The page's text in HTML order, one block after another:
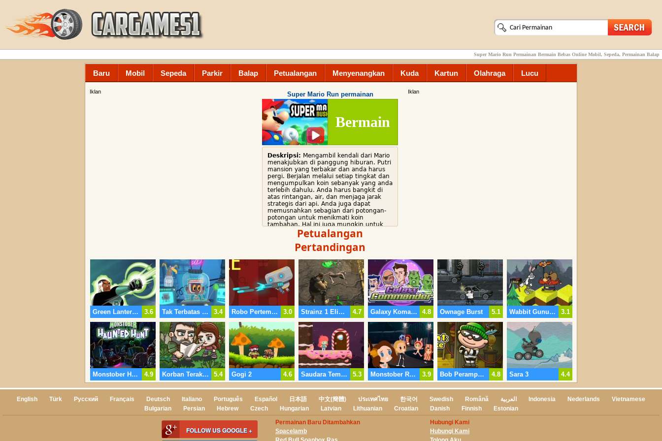
Super Mario Run Permainan Bermain Bebas Online Mobil, Sepeda, Permainan Balap
Baru Mobil Sepeda Parkir Balap Petualangan Menyenangkan Kuda Kartun Olahraga Lucu
Iklan
Iklan Super Mario Run permainan
Bermain
Deskripsi: Mengambil kendali dari Mario
menakjubkan di panggung hiburan. Putri
mansion yang terbakar dan anda harus
pergi. Berjalan melalui setiap tingkat dan
mengumpulkan koin sebanyak yang anda
terlebih dahulu. Anda harus bangkit di
atas rintangan, air, dan menjaga jarak
strategis dari api. Anda juga dapat
memusnahkan sebagian dari potongan-
potongan untuk menikmati koin
tambahan. Hal ini juga mungkin untuk
menemukan berbagai katalis, misalnya
jetpack atau super-perkiraan jamur.
Petualangan
Pertandingan
3.6
Green Lantern Ruang Melarikan Diri 3.4
Tak Terbatas Steve 3.0
Robo Pertempuran 4.7
Strainz 1 Eliminasi 4.8
Galaxy Komandan 5.1
Ownage Burst 3.1
Wabbit Gunung Kegilaan
4.9
Monstober Hantu Berburu 5.4
Korban Terakhir 4.6
Gogi 2 5.3
Saudara Teman-Teman Terbaik Selamanya 3.9
Monstober Rumah Menghantui 4.8
Bob Perampok 4 4.4
Sara 3
English Türk Русский Français Deutsch Italiano Português Español 日本語 中文(簡體) ประเทศไทย 한국어 Swedish Română العربية Indonesia Nederlands
Vietnamese
Bulgarian
Persian Hebrew Czech Hungarian Latvian Lithuanian Croatian Danish Finnish Estonian
FOLLOW US GOOGLE +
Permainan Baru Ditambahkan
Spacelamb
Hubungi Kami
Hubungi Kami